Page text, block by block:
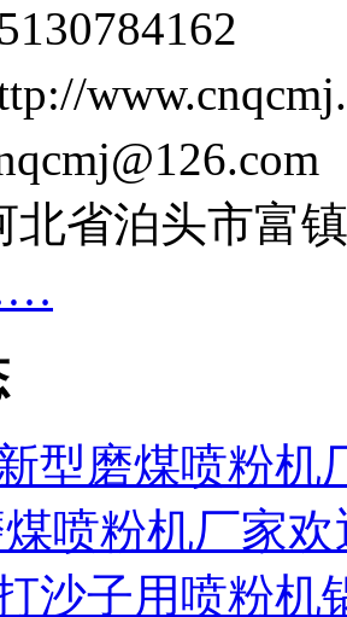
北省泊头市富
型磨煤喷粉机
喷粉机厂家
沙子用喷粉机